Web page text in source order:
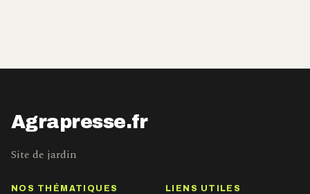
Agrapresse.fr
Site de jardin
NOS THÉMATIQUES LIENS UTILES